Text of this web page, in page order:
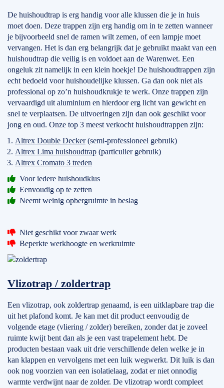
De huishoudtrap is erg handig voor alle klussen die je in huis
moet doen. Deze trappen zijn erg handig om in te zetten wanneer
je bijvoorbeeld snel de ramen wilt zemen, of een lampje moet
vervangen. Het is dan erg belangrijk dat je gebruikt maakt van een
huishoudtrap die veilig is en voldoet aan de Warenwet. Een
ongeluk zit namelijk in een klein hoekje! De huishoudtrappen zijn
echt bedoeld voor huishoudelijke klussen. Ga dan ook niet als
professional op zo’n huishoudkrukje te werk. Onze trappen zijn
vervaardigd uit aluminium en hierdoor erg licht van gewicht en
snel te verplaatsen. De uitvoeringen zijn dan ook geschikt voor
jong en oud. Onze top 3 meest verkocht huishoudtrappen zijn:
Altrex Double Decker(semi-professioneel gebruik)
Altrex Lima huishoudtrap (particulier gebruik)
Altrex Cromato 3 treden
Voor iedere huishoudklus
Eenvoudig op te zetten
Neemt weinig opbergruimte in beslag
Niet geschikt voor zwaar werk
Beperkte werkhoogte en werkruimte
Vlizotrap / zoldertrap
Een vlizotrap, ook zoldertrap genaamd, is een uitklapbare trap die
uit het plafond komt. Je kan met dit product eenvoudig de
volgende etage (vliering / zolder) bereiken, zonder dat je zoveel
ruimte kwijt bent dan als je een vast trapelement hebt. De
producten bestaan vaak uit drie verschillende delen welke je in
kan klappen en vervolgens met een luik wegwerkt. Dit luik is dan
ook nog voorzien van een isolatielaag, zodat er niet onnodig
warmte verdwijnt naar de zolder. De vlizotrap wordt compleet